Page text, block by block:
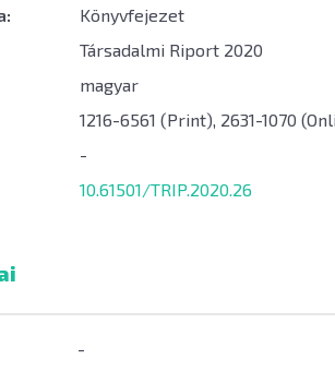
Könyvfejezet
Társadalmi Riport 2020
magyar
1216-6561 (Print), 2631-1070
-
10.61501/TRIP.2020.26
-